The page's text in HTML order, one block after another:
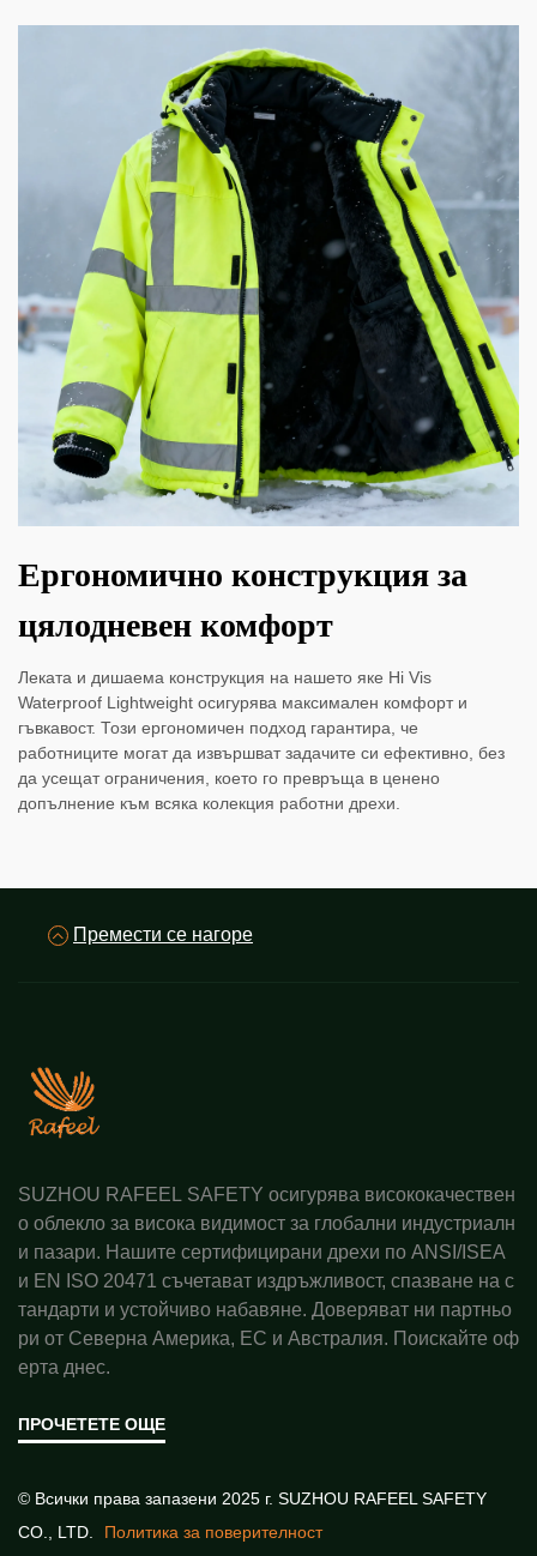
Ергономично конструкция за
цялодневен комфорт
Леката и дишаема конструкция на нашето яке Hi Vis
Waterproof Lightweight осигурява максимален комфорт и
гъвкавост. Този ергономичен подход гарантира, че
работниците могат да извършват задачите си ефективно, без
да усещат ограничения, което го превръща в ценено
допълнение към всяка колекция работни дрехи.
Премести се нагоре
SUZHOU RAFEEL SAFETY осигурява висококачествен
о облекло за висока видимост за глобални индустриалн
и пазари. Нашите сертифицирани дрехи по ANSI/ISEA
и EN ISO 20471 съчетават издръжливост, спазване на с
тандарти и устойчиво набавяне. Доверяват ни партньо
ри от Северна Америка, ЕС и Австралия. Поискайте оф
ерта днес.
ПРОЧЕТЕТЕ ОЩЕ
© Всички права запазени 2025 г. SUZHOU RAFEEL SAFETY
CO., LTD.
Политика за поверителност